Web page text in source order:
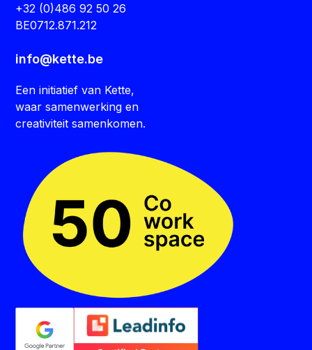
+32 (0)486 92 50 26
BE0712.871.212
info@kette.be
Een initiatief van Kette,
waar samenwerking en
creativiteit samenkomen.